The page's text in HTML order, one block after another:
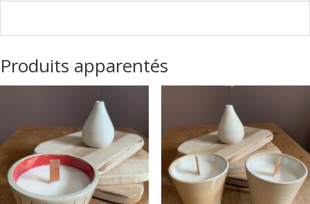
Produits apparentés